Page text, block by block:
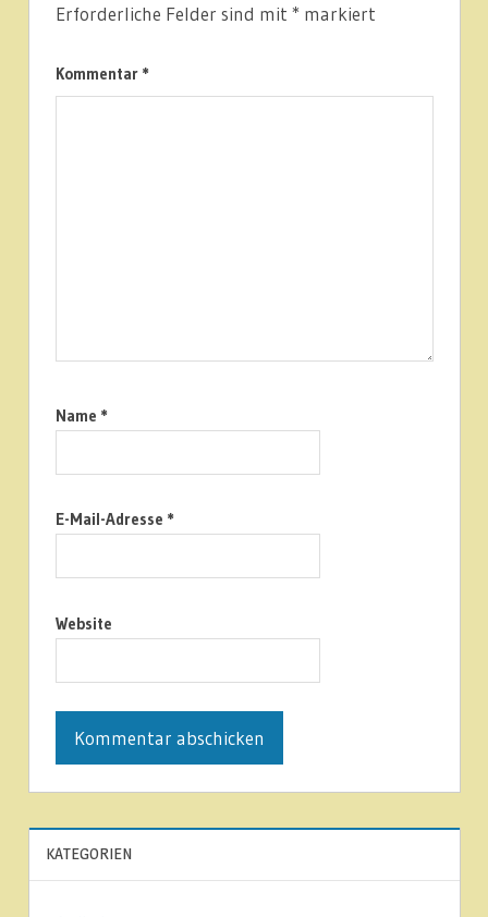
Erforderliche Felder sind mit * markiert
Kommentar *
Name *
E-Mail-Adresse *
Website
KATEGORIEN